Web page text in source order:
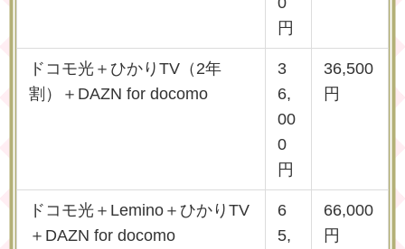
円
ドコモ光＋ひかりTV（2年
割）＋DAZN for docomo
3
6,
00
0
円
36,500
円
ドコモ光＋Lemino＋ひかりTV
＋DAZN for docomo
6
5,
66,000
円